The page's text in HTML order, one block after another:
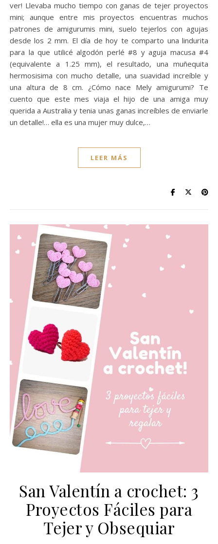
ver! Llevaba mucho tiempo con ganas de tejer proyectos
mini; aunque entre mis proyectos encuentras muchos
patrones de amigurumis mini, suelo tejerlos con agujas
desde los 2 mm. El día de hoy te comparto una lindurita
para la que utilicé algodón perlé #8 y aguja macusa #4
(equivalente a 1.25 mm), el resultado, una muñequita
hermosisima con mucho detalle, una suavidad increíble y
una altura de 8 cm. ¿Cómo nace Mely amigurumi? Te
cuento que este mes viaja el hijo de una amiga muy
querida a Australia y tenia unas ganas increíbles de enviarle
un detalle!… ella es una mujer muy dulce,…
LEER MÁS
San Valentín a crochet: 3
Proyectos Fáciles para
Tejer y Obsequiar